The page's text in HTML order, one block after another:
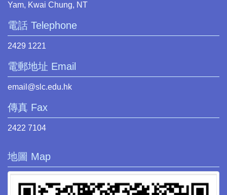
Yam, Kwai Chung, NT
電話 Telephone
2429 1221
電郵地址 Email
email@slc.edu.hk
傳真 Fax
2422 7104
地圖 Map